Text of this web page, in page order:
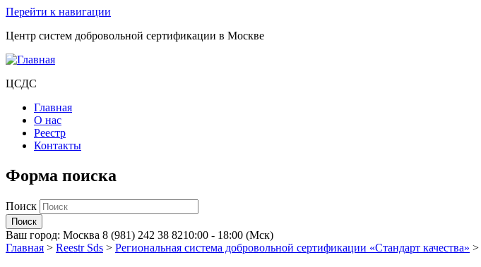
Перейти к навигации
Центр систем добровольной сертификации в Москве
ЦСДС
Главная
О нас
Реестр
Контакты
Форма поиска
Поиск
Ваш город: Москва 8 (981) 242 38 8210:00 - 18:00 (Мск)
Главная > Reestr Sds > Региональная система добровольной сертификации «Стандарт качества» >